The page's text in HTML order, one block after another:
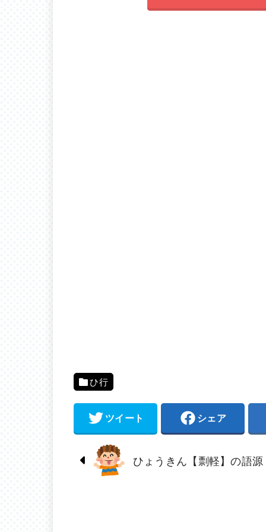
ひ行
ツイート シェア
ひょうきん【剽軽】の語